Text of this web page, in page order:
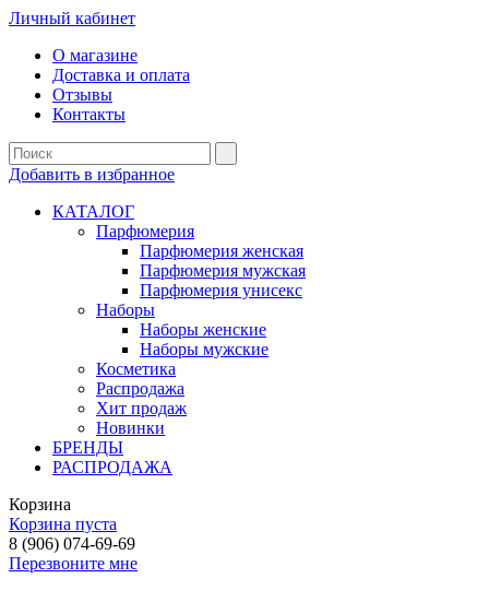
Личный кабинет
О магазине
Доставка и оплата
Отзывы
Контакты
Добавить в избранное
КАТАЛОГ
Парфюмерия
Парфюмерия женская
Парфюмерия мужская
Парфюмерия унисекс
Наборы
Наборы женские
Наборы мужские
Косметика
Распродажа
Хит продаж
Новинки
БРЕНДЫ
РАСПРОДАЖА
Корзина
Корзина пуста
8 (906) 074-69-69
Перезвоните мне